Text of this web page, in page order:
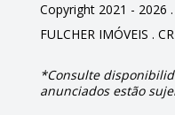
Copyright 2021 - 2026
FULCHER IMÓVEIS .
*Consulte
anunciados estão